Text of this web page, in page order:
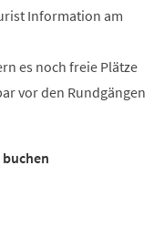
Information am
es noch freie Plätze
vor den Rundgängen